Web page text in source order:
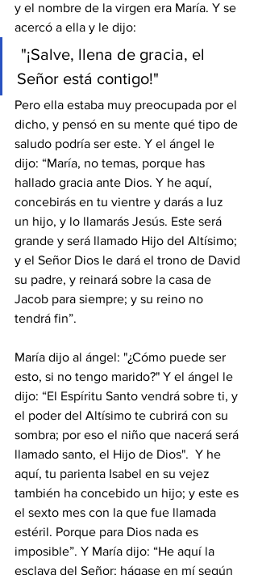
y el nombre de la virgen era María. Y se
acercó a ella y le dijo:
Señor está contigo!"
Pero ella estaba muy preocupada por el
dicho, y pensó en su mente qué tipo de
saludo podría ser este. Y el ángel le
dijo: “María, no temas, porque has
hallado gracia ante Dios. Y he aquí,
concebirás en tu vientre y darás a luz
un hijo, y lo llamarás Jesús. Este será
grande y será llamado Hijo del Altísimo;
y el Señor Dios le dará el trono de David
su padre, y reinará sobre la casa de
Jacob para siempre; y su reino no
tendrá fin”.
María dijo al ángel: "¿Cómo puede ser
esto, si no tengo marido?" Y el ángel le
dijo: “El Espíritu Santo vendrá sobre ti, y
el poder del Altísimo te cubrirá con su
sombra; por eso el niño que nacerá será
llamado santo, el Hijo de Dios".  Y he
aquí, tu parienta Isabel en su vejez
también ha concebido un hijo; y este es
el sexto mes con la que fue llamada
estéril. Porque para Dios nada es
imposible”. Y María dijo: “He aquí la
esclava del Señor; hágase en mí según